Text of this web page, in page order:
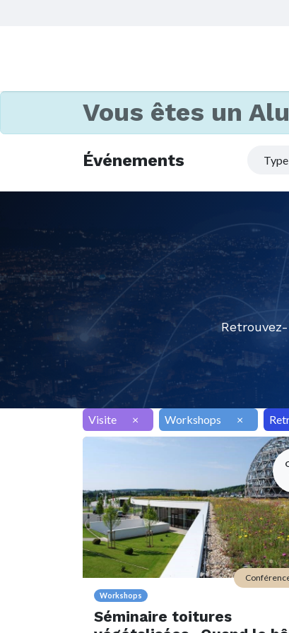
Vous êtes un
Événements Type
Visite × Workshops ×
Workshops
Séminaire toitures